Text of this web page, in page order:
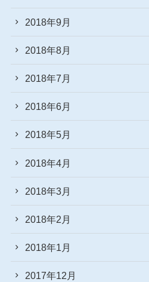
2018年9月
2018年8月
2018年7月
2018年6月
2018年5月
2018年4月
2018年3月
2018年2月
2018年1月
2017年12月